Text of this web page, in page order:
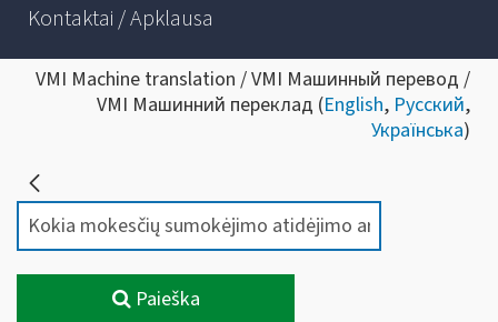
Kontaktai / Apklausa
VMI Machine translation / VMI Машинный перевод /
VMI Машинний переклад (English, Русский,
Українська)
Paieška